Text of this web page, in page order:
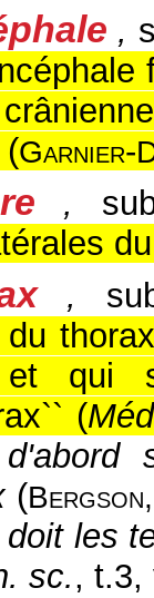
,
(Garnier-
,
,
du
qui
(
(Bergson,
les
sc., t.3,